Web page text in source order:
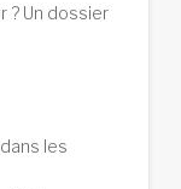
? Un dossier
les